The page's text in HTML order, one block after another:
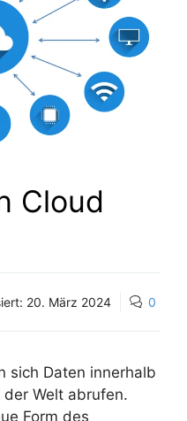
Cloud
20. März 2024 0
sich Daten innerhalb
Welt abrufen.
Form des